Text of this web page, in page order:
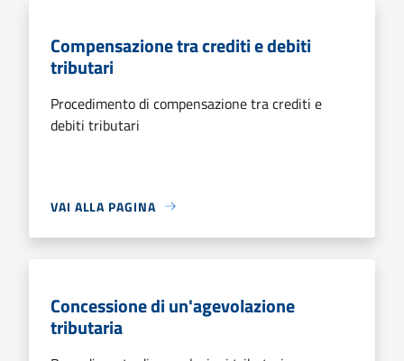
Compensazione tra crediti e debiti
tributari
Procedimento di compensazione tra crediti e
debiti tributari
VAI ALLA PAGINA
Concessione di un'agevolazione
tributaria